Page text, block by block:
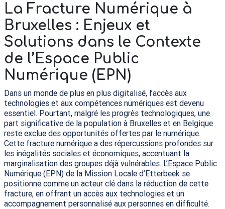
La Fracture Numérique à
Bruxelles : Enjeux et
Solutions dans le Contexte
de l’Espace Public
Numérique (EPN)
Dans un monde de plus en plus digitalisé, l’accès aux
technologies et aux compétences numériques est devenu
essentiel. Pourtant, malgré les progrès technologiques, une
part significative de la population à Bruxelles et en Belgique
reste exclue des opportunités offertes par le numérique.
Cette fracture numérique a des répercussions profondes sur
les inégalités sociales et économiques, accentuant la
marginalisation des groupes déjà vulnérables. L’Espace Public
Numérique (EPN) de la Mission Locale d’Etterbeek se
positionne comme un acteur clé dans la réduction de cette
fracture, en offrant un accès aux technologies et un
accompagnement personnalisé aux personnes en difficulté.